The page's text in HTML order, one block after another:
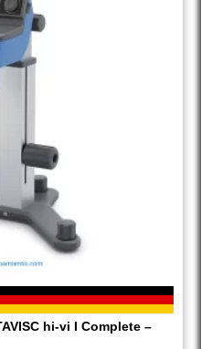
hi-vi I Complete –